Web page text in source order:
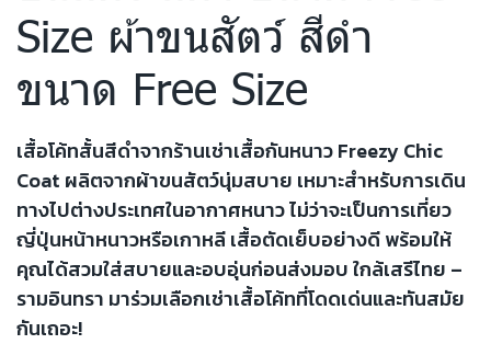
Size ผ้าขนสัตว์ สีดำ
ขนาด Free Size
เสื้อโค้ทสั้นสีดำจากร้านเช่าเสื้อกันหนาว Freezy Chic
Coat ผลิตจากผ้าขนสัตว์นุ่มสบาย เหมาะสำหรับการเดิน
ทางไปต่างประเทศในอากาศหนาว ไม่ว่าจะเป็นการเที่ยว
ญี่ปุ่นหน้าหนาวหรือเกาหลี เสื้อตัดเย็บอย่างดี พร้อมให้
คุณได้สวมใส่สบายและอบอุ่นก่อนส่งมอบ ใกล้เสรีไทย –
รามอินทรา มาร่วมเลือกเช่าเสื้อโค้ทที่โดดเด่นและทันสมัย
กันเถอะ!